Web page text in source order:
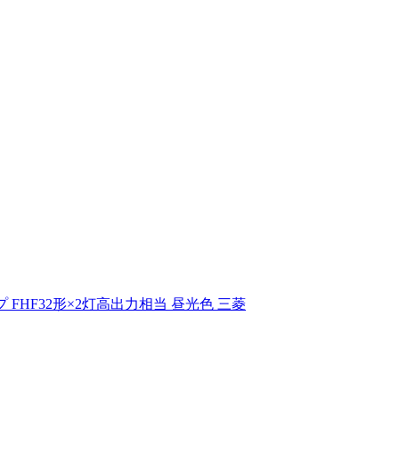
FHF32形×2灯高出力相当 昼光色 三菱